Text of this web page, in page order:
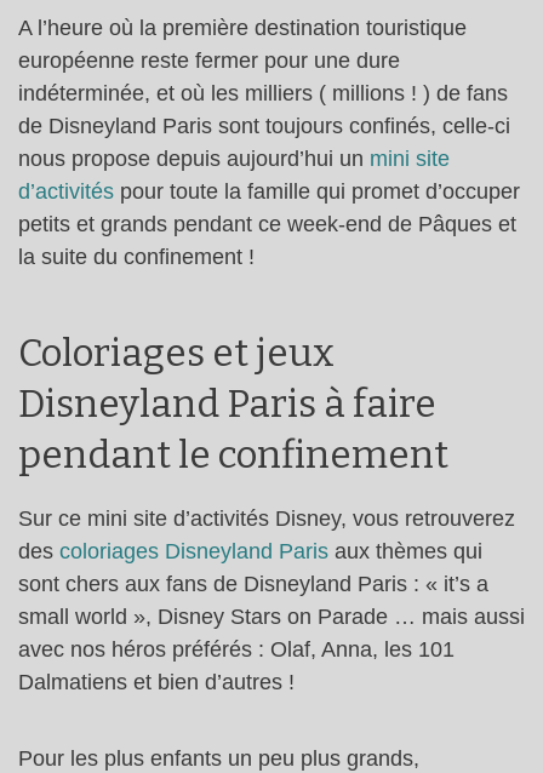
A l’heure où la première destination touristique
européenne reste fermer pour une dure
indéterminée, et où les milliers ( millions ! ) de fans
de Disneyland Paris sont toujours confinés, celle-ci
nous propose depuis aujourd’hui un mini site
d’activités pour toute la famille qui promet d’occuper
petits et grands pendant ce week-end de Pâques et
la suite du confinement !
Coloriages et jeux
Disneyland Paris à faire
pendant le confinement
Sur ce mini site d’activités Disney, vous retrouverez
des coloriages Disneyland Paris aux thèmes qui
sont chers aux fans de Disneyland Paris : « it’s a
small world », Disney Stars on Parade … mais aussi
avec nos héros préférés : Olaf, Anna, les 101
Dalmatiens et bien d’autres !
Pour les plus enfants un peu plus grands,